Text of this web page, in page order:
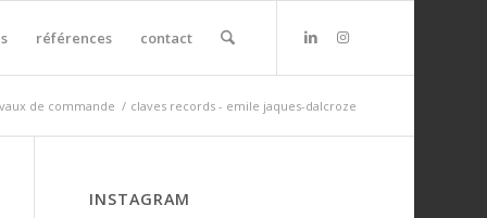
références contact
de commande / claves records - emile jaques-dalcroze
INSTAGRAM